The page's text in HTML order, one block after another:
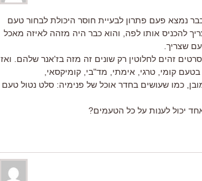
נמצא פעם פתרון לבעיית חוסר היכולת לבחור טעם
להכניס אותו לפה, והוא כבר היה מזהה לאיזה מאכל
שצריך.
זהים לחלוטין רק שונים זה מזה בז'אנר שלהם. ואז
קומי, טרגי, אימתי, מד"בי, קומיקסאי,
כמו שעושים בחדר אוכל של פנימיה: סלט נטול טעם
יכול לענות על כל הטעמים?